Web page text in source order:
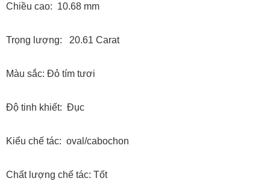
Chiều cao: 10.68 mm
Trọng lượng: 20.61 Carat
Màu sắc: Đỏ tím tươi
Độ tinh khiết: Đục
Kiểu chế tác: oval/cabochon
Chất lượng chế tác: Tốt